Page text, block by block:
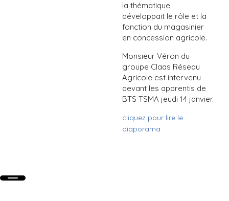
la thématique
développait le rôle et la
fonction du magasinier
en concession agricole.
Monsieur Véron du
groupe Claas Réseau
Agricole est intervenu
devant les apprentis de
BTS TSMA jeudi 14 janvier.
cliquez pour lire le
diaporama